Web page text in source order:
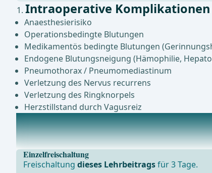
Intraoperative Komplikationen
Anaesthesierisiko
Operationsbedingte Blutungen
Medikamentös bedingte Blutungen
Endogene Blutungsneigung (Hämophilie,
Pneumothorax / Pneumomediastinum
Verletzung des Nervus recurrens
Verletzung des Ringknorpels
Herzstillstand durch Vagusreiz
Postoperative Komplikationen
Blutung aus dem
Einzelfreischaltung
Freischaltungdieses Lehrbeitragsfür 3 Tage.